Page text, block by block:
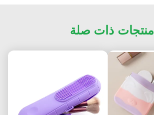
منتجات ذات صلة